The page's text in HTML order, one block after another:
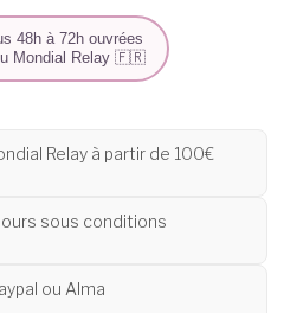
48h à 72h ouvrées
Mondial Relay 🇫🇷
Relay à partir de 100€
sous conditions
ou Alma